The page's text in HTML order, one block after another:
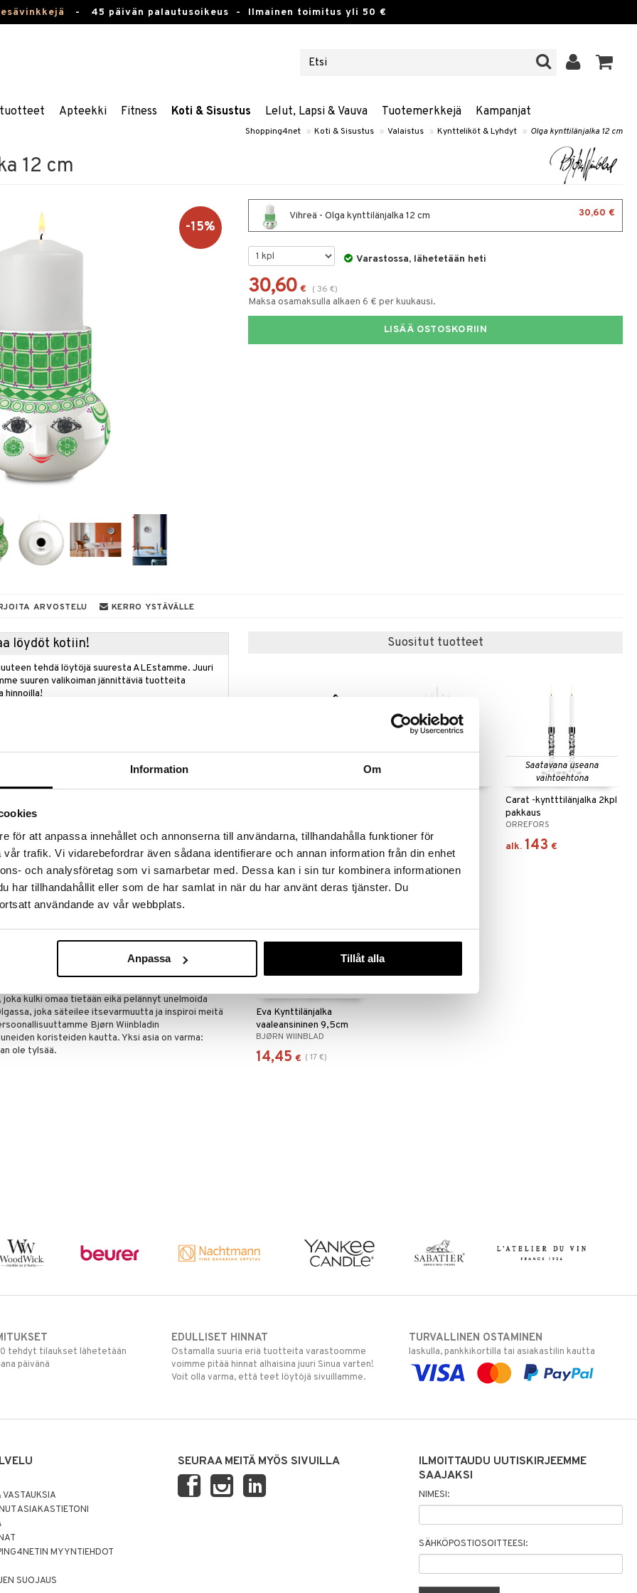
Information Om
för att anpassa innehållet och annonserna till användarna, tillhandahålla funktioner för
trafik. Vi vidarebefordrar även sådana identifierare och annan information från din enhet
och analysföretag som vi samarbetar med. Dessa kan i sin tur kombinera informationen
har tillhandahållit eller som de har samlat in när du har använt deras tjänster. Du
användande av vår webbplats.
Anpassa Tillåt alla
- 45 päivän palautusoikeus - Ilmainen toimitus yli 50 €
Apteekki Fitness Koti & Sisustus Lelut, Lapsi & Vauva Tuotemerkkejä Kampanjat
Shopping4net » Koti & Sisustus » Valaistus » Kyntteliköt & Lyhdyt » Olga kynttilänjalka 12 cm
12 cm
-15%
Vihreä - Olga kynttilänjalka 12 cm 30,60 €
Varastossa, lähetetään heti
30,60 € ( 36 €)
Maksa osamaksulla alkaen 6 € per kuukausi.
LISÄÄ OSTOSKORIIN
ARVOSTELU KERRO YSTÄVÄLLE
löydöt kotiin!
tehdä löytöjä suuresta ALEstamme. Juuri
suuren valikoiman jännittäviä tuotteita
hinnoilla!
tilaa ilolle Bjørn Wiinbladin Olgan avulla.
ja luonteenomaisilla koristeillaan Olga
henkilönä ja taiteilijana – myös silloin, kun hän saa
unelmoiva Olga tuo elämää ja persoonallisuutta
ja eloisilla väreillään. Olga-kynttilänjalalla on sama
kuin Olga-sarjan maljakoilla, jotka näkivät
ikonisesta maljakosta Bjørn Wiinbladin
Kynttilänjalkaa koristaa suloinen pyöreä kasvot
kolmionmuotoisine nenineen – melkeinpä
värikkäillä siirtokuvilla, ja koristeet ovat upea
kuvioita, esitettynä vaihtelevassa väripaletissa,
kulki omaa tietään eikä pelännyt unelmoida
joka säteilee itsevarmuutta ja inspiroi meitä
Bjørn Wiinbladin
koristeiden kautta. Yksi asia on varma:
ole tylsää.
Suositut tuotteet
37 72,90
Saatavana useana
vaihtoehtona
Carat -kyntttilänjalka 2kpl
pakkaus
ORREFORS
alk. 143 €
Eva Kynttilänjalka
vaaleansininen 9,5cm
BJØRN WIINBLAD
14,45 € ( 17 €)
tehdyt tilaukset lähetetään
päivänä
EDULLISET HINNAT
Ostamalla suuria eriä tuotteita varastoomme
voimme pitää hinnat alhaisina juuri Sinua varten!
Voit olla varma, että teet löytöjä sivuillamme.
TURVALLINEN OSTAMINEN
laskulla, pankkikortilla tai asiakastilin kautta
ASIAKASTIETONI
MYYNTIEHDOT
SUOJAUS
SEURAA MEITÄ MYÖS SIVUILLA
ILMOITTAUDU UUTISKIRJEEMME
SAAJAKSI
NIMESI:
SÄHKÖPOSTIOSOITTEESI: